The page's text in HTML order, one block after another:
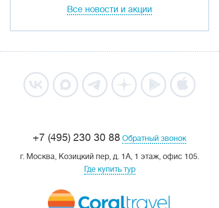
Все новости и акции
+7 (495) 230 30 88 Обратный звонок
г. Москва, Козицкий пер, д. 1А, 1 этаж, офис 105.
Где купить тур